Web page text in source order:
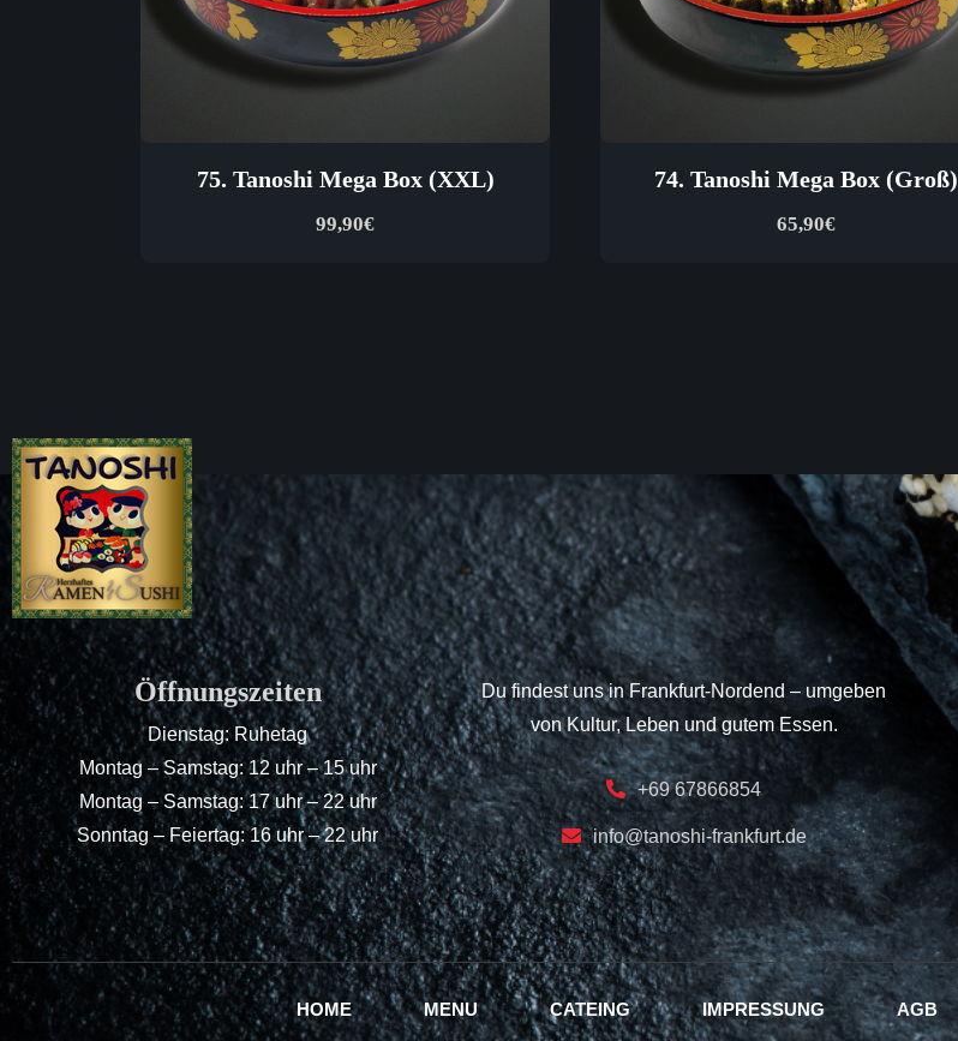
75. Tanoshi Mega Box (XXL)
99,90€
74. Tanoshi Mega Box (Groß)
65,90€
Öffnungszeiten
Dienstag: Ruhetag
Montag – Samstag: 12 uhr – 15 uhr
Montag – Samstag: 17 uhr – 22 uhr
Sonntag – Feiertag: 16 uhr – 22 uhr
Du findest uns in Frankfurt-Nordend – umgeben
von Kultur, Leben und gutem Essen.
+69 67866854
info@tanoshi-frankfurt.de
HOME MENU CATEING IMPRESSUNG AGB